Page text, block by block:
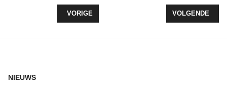
VORIG ARTIKEL: E-BOOK CAFÉ IN BIBLIOTHEEK
VORIGE VOLGENDE
VOLGENDE
NIEUWS